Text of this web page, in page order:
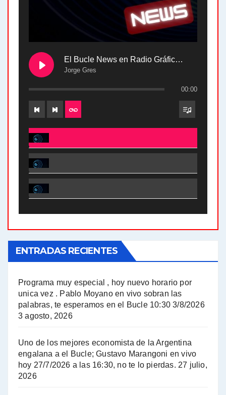
El Bucle News en Radio Gráfica. Bloque 2 . 28.04.24
Jorge Gres
00:00
El Bucle News en Radio Gráfica. Bloque 2 . 28.04.24 - Jorge Gres
El Bucle News en Radio Gráfica. Bloque 1 . 28.04.24 - Jorge Gres
El Bucle News en Radio Gráfica. Bloque 2 . 21.04.24 - Jorge Gres
A mayor poder al empresariado le cuesta encontrar resistencia - Jose Urtubey con Jorge Gres
Hugo Yasky : Día de la Militancia - Hugo Yasky con Jorge Gres
ENTRADAS RECIENTES
Programa muy especial , hoy nuevo horario por
unica vez . Pablo Moyano en vivo sobran las
palabras, te esperamos en el Bucle 10:30 3/8/2026
3 agosto, 2026
Uno de los mejores economista de la Argentina
engalana a el Bucle; Gustavo Marangoni en vivo
hoy 27/7/2026 a las 16:30, no te lo pierdas. 27 julio,
2026